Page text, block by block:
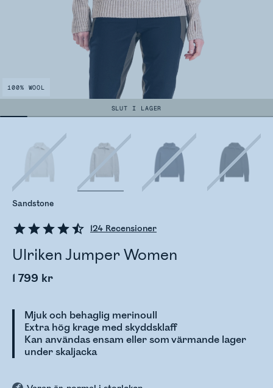
100% WOOL
SLUT I LAGER
124 Recensioner
Ulriken Jumper Women
1 799 kr
Mjuk och behaglig merinoull
Extra hög krage med skyddsklaff
Kan användas ensam eller som värmande lager
under skaljacka
Sandstone